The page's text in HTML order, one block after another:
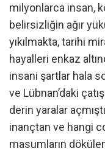
milyonlarca insan,
belirsizliğin ağır
yıkılmakta, tarihi
hayalleri enkaz
insani şartlar hala
ve Lübnan’daki
derin yaralar
inançtan ve hangi
masumların